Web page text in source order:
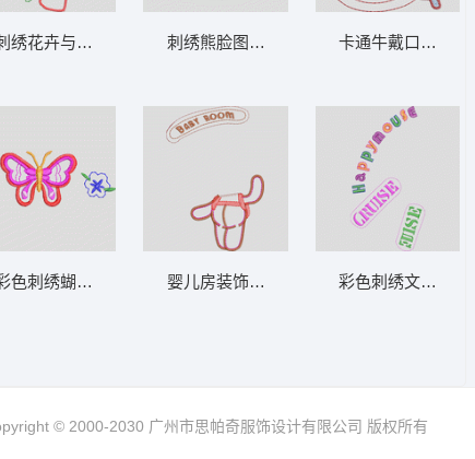
童装章标贴布
彩色线圈组成的字母B图案 卡通童装章标贴
刺绣花卉与心形图案设计 卡通童装章标贴布
彩色刺绣蝴蝶与花朵图案 卡通童装章标贴布
刺绣熊脸图案设计 卡通童装章标贴布
婴儿房装饰刺绣图案 卡通童装章标贴布
© 2000-2030 广州市思帕奇服饰设计有限公司 版权所有